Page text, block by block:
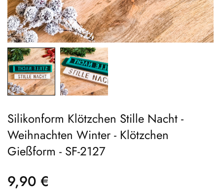
Silikonform Klötzchen Stille Nacht -
Weihnachten Winter - Klötzchen
Gießform - SF-2127
9,90 €